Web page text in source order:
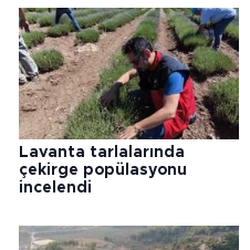
Lavanta tarlalarında
çekirge popülasyonu
incelendi